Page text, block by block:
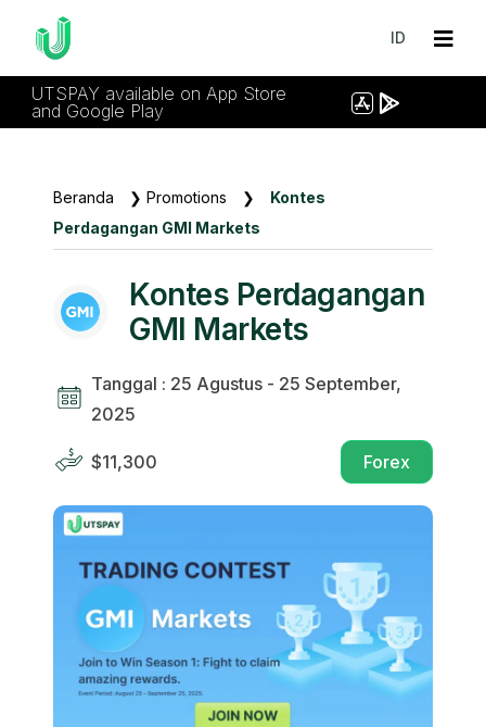
ID
UTSPAY available on App Store
and Google Play
Beranda ❯ Promotions ❯
Kontes
Perdagangan GMI Markets
Kontes Perdagangan
GMI Markets
Tanggal : 25 Agustus - 25 September,
2025
$11,300 Forex